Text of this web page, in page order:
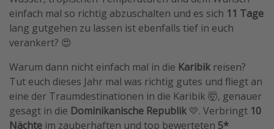
Familienurlaub in der Türkei
Rundreisen in Thailand
Reisepassfreie Reiseziele
Travel Know How
Silvesterreisen
einfach mal so richtig abzuschalten und es sich 11 Tage
lang gutgehen zu lassen ist ebenfalls tief in euch
verankert? 😍
Warum dann nicht einfach mal in die Karibik reisen?
Tut euch dieses Jahr mal was richtig gutes und fliegt an
eine der Traumdestinationen in die Karibik 🤯, genauer
gesagt in die Dominikanische Republik 💛. Verbringt 10
Nächte im zauberhaften und top bewerteten 5*